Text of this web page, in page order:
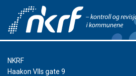
NKRF
Haakon VIIs gate 9